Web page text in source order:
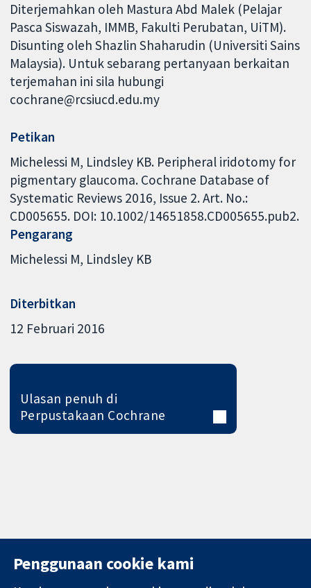
Diterjemahkan oleh Mastura Abd Malek (Pelajar
Pasca Siswazah, IMMB, Fakulti Perubatan, UiTM).
Disunting oleh Shazlin Shaharudin (Universiti Sains
Malaysia). Untuk sebarang pertanyaan berkaitan
terjemahan ini sila hubungi
cochrane@rcsiucd.edu.my
Petikan
Michelessi M, Lindsley KB. Peripheral iridotomy for
pigmentary glaucoma. Cochrane Database of
Systematic Reviews 2016, Issue 2. Art. No.:
CD005655. DOI: 10.1002/14651858.CD005655.pub2.
Pengarang
Michelessi M Lindsley KB
Diterbitkan
12 Februari 2016
Ulasan penuh di
Perpustakaan Cochrane
Penggunaan cookie kami